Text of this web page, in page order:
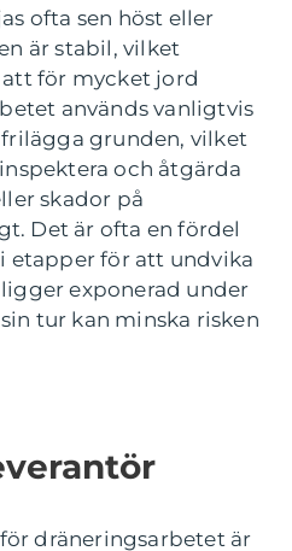
ofta sen höst eller
är stabil, vilket
för mycket jord
används vanligtvis
grunden, vilket
och åtgärda
skador på
Det är ofta en fördel
etapper för att undvika
exponerad under
tur kan minska risken
dräneringsarbetet är